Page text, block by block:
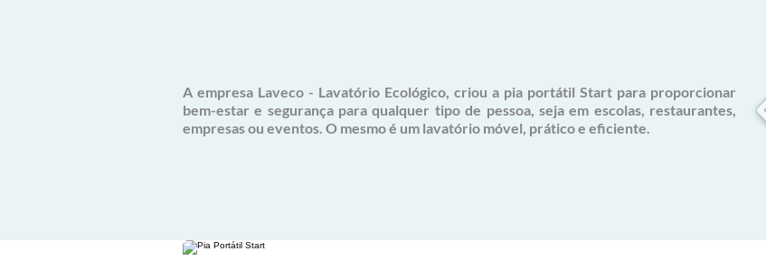
A empresa Laveco - Lavatório Ecológico, criou a pia portátil Start para proporcionar
bem-estar e segurança para qualquer tipo de pessoa, seja em escolas, restaurantes,
empresas ou eventos. O mesmo é um lavatório móvel, prático e eficiente.